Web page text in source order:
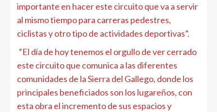
importante en hacer este circuito que va a servir
al mismo tiempo para carreras pedestres,
ciclistas y otro tipo de actividades deportivas”.
“El día de hoy tenemos el orgullo de ver cerrado
este circuito que comunica a las diferentes
comunidades de la Sierra del Gallego, donde los
principales beneficiados son los lugareños, con
esta obra el incremento de sus espacios y